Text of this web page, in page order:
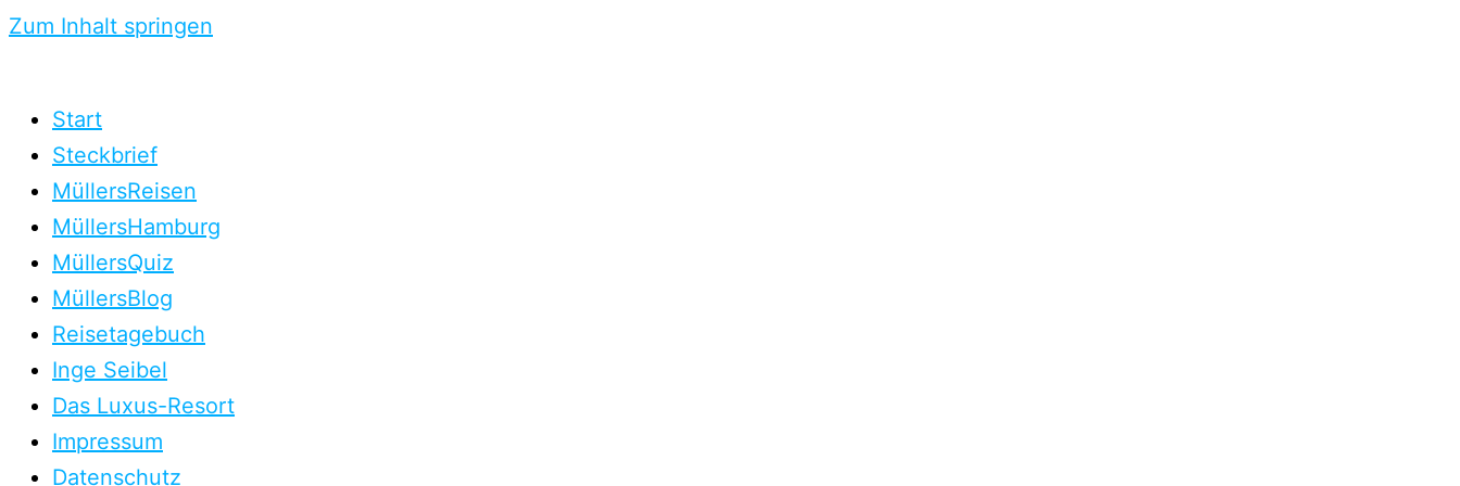
Zum Inhalt springen
Start
Steckbrief
MüllersReisen
MüllersHamburg
MüllersQuiz
MüllersBlog
Reisetagebuch
Inge Seibel
Das Luxus-Resort
Impressum
Datenschutz